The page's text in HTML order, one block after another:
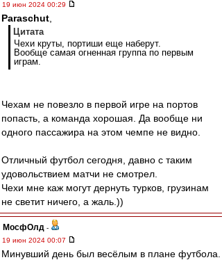
19 июн 2024 00:29
Paraschut
Цитата
Чехи круты, портиши еще наберут.
Вообще самая огненная группа по первым
играм.
Чехам не повезло в первой игре на портов
попасть, а команда хорошая. Да вообще ни
одного пассажира на этом чемпе не видно.
Отличный футбол сегодня, давно с таким
удовольствием матчи не смотрел.
Чехи мне каж могут дернуть турков, грузинам
не светит ничего, а жаль.))
МосфОлд -
19 июн 2024 00:07
Минувший день был весёлым в плане футбола.